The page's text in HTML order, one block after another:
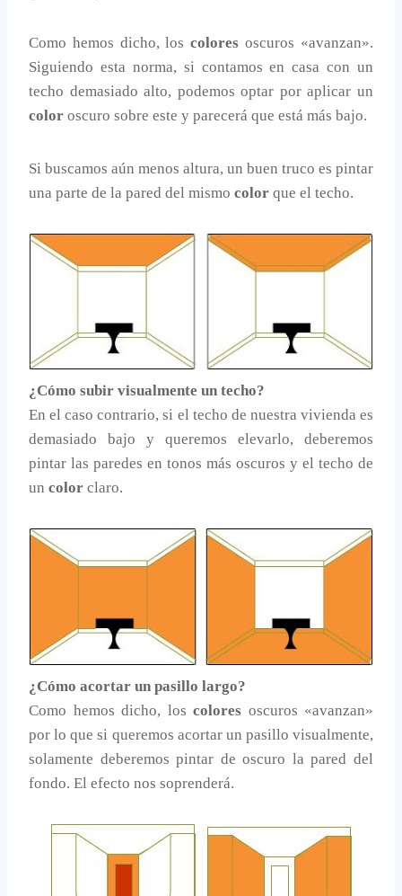
Como hemos dicho, loscolores oscuros «avanzan».
Siguiendo esta norma, si contamos en casa con un
techo demasiado alto, podemos optar por aplicar un
color oscuro sobre este y parecerá que está más bajo.
Si buscamos aún menos altura, un buen truco es pintar
una parte de la pared del mismo color que el techo.
¿Cómo subir visualmente un techo?
En el caso contrario, si el techo de nuestra vivienda es
demasiado bajo y queremos elevarlo, deberemos
pintar las paredes en tonos más oscuros y el techo de
un color claro.
¿Cómo acortar un pasillo largo?
Como hemos dicho, los colores oscuros «avanzan»
por lo que si queremos acortar un pasillo visualmente,
solamente deberemos pintar de oscuro la pared del
fondo. El efecto nos soprenderá.